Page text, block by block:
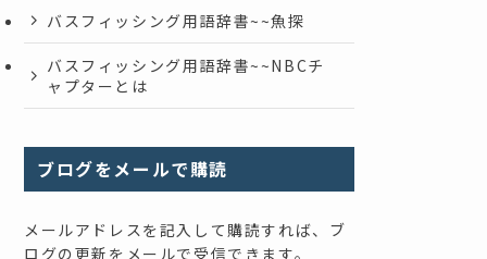
バスフィッシング用語辞書~~魚探
バスフィッシング用語辞書~~NBCチ
ャプターとは
ブログをメールで購読
メールアドレスを記入して購読すれば、ブ
ログの更新をメールで受信できます。